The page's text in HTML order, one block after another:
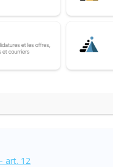
valeur d’une grandeur
Lorsque le pouvoir
par l’INSEE, il
art. 12